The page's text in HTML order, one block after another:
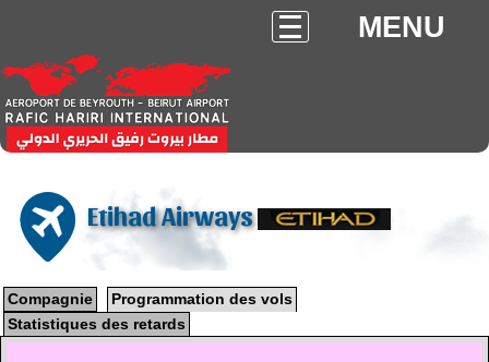
MENU
Etihad Airways
Compagnie
Programmation des vols
Statistiques des retards